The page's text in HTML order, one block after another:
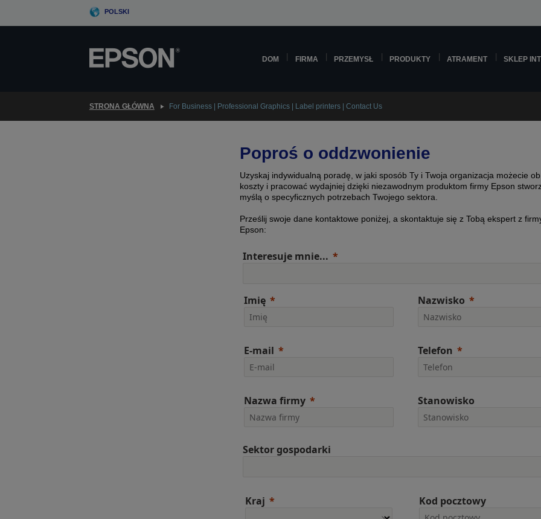
POLSKI
DOM FIRMA PRZEMYSŁ PRODUKTY ATRAMENT SKLEP
STRONA GŁÓWNA For Business | Professional Graphics | Label printers | Contact Us
Poproś o oddzwonienie
Uzyskaj indywidualną poradę, w jaki sposób Ty i Twoja organizacja możecie
koszty i pracować wydajniej dzięki niezawodnym produktom firmy Epson
myślą o specyficznych potrzebach Twojego sektora.
Prześlij swoje dane kontaktowe poniżej, a skontaktuje się z Tobą ekspert z
Epson:
Interesuje mnie...
Imię Nazwisko
E-mail Telefon
Nazwa firmy Stanowisko
Sektor gospodarki
Kraj Kod pocztowy